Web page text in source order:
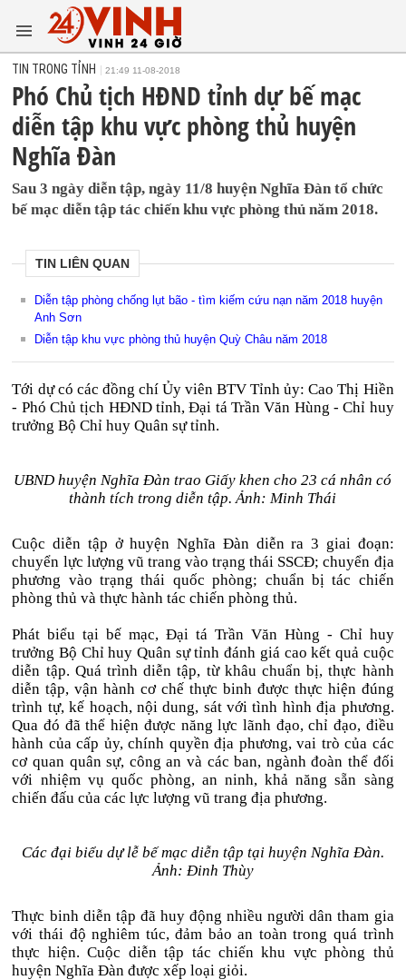
TIN TRONG TỈNH 21:49 11-08-2018
Phó Chủ tịch HĐND tỉnh dự bế mạc
diễn tập khu vực phòng thủ huyện
Nghĩa Đàn
Sau 3 ngày diễn tập, ngày 11/8 huyện Nghĩa Đàn tổ chức
bế mạc diễn tập tác chiến khu vực phòng thủ năm 2018.
TIN LIÊN QUAN
Diễn tập phòng chống lụt bão - tìm kiếm cứu nạn năm 2018 huyện
Anh Sơn
Diễn tập khu vực phòng thủ huyện Quỳ Châu năm 2018
Tới dự có các đồng chí Ủy viên BTV Tỉnh ủy: Cao Thị Hiền
- Phó Chủ tịch HĐND tỉnh, Đại tá Trần Văn Hùng - Chỉ huy
trưởng Bộ Chỉ huy Quân sự tỉnh.
UBND huyện Nghĩa Đàn trao Giấy khen cho 23 cá nhân có
thành tích trong diễn tập. Ảnh: Minh Thái
Cuộc diễn tập ở huyện Nghĩa Đàn diễn ra 3 giai đoạn:
chuyển lực lượng vũ trang vào trạng thái SSCĐ; chuyển địa
phương vào trạng thái quốc phòng; chuẩn bị tác chiến
phòng thủ và thực hành tác chiến phòng thủ.
Phát biểu tại bế mạc, Đại tá Trần Văn Hùng - Chỉ huy
trưởng Bộ Chỉ huy Quân sự tỉnh đánh giá cao kết quả cuộc
diễn tập. Quá trình diễn tập, từ khâu chuẩn bị, thực hành
diễn tập, vận hành cơ chế thực binh được thực hiện đúng
trình tự, kế hoạch, nội dung, sát với tình hình địa phương.
Qua đó đã thể hiện được năng lực lãnh đạo, chỉ đạo, điều
hành của cấp ủy, chính quyền địa phương, vai trò của các
cơ quan quân sự, công an và các ban, ngành đoàn thể đối
với nhiệm vụ quốc phòng, an ninh, khả năng sẵn sàng
chiến đấu của các lực lượng vũ trang địa phương.
Các đại biểu dự lễ bế mạc diễn tập tại huyện Nghĩa Đàn.
Ảnh: Đinh Thùy
Thực binh diễn tập đã huy động nhiều người dân tham gia
với thái độ nghiêm túc, đảm bảo an toàn trong quá trình
thực hiện. Cuộc diễn tập tác chiến khu vực phòng thủ
huyện Nghĩa Đàn được xếp loại giỏi.